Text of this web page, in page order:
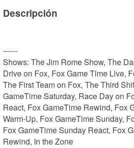
Descripción
------
Shows: The Jim Rome Show, The
Drive on Fox, Fox Game Time Live,
The First Team on Fox, The Third
GameTime Saturday, Race Day on
React, Fox GameTime Rewind, Fox
Warm-Up, Fox GameTime Sunday,
Fox GameTime Sunday React, Fox
Rewind, In the Zone